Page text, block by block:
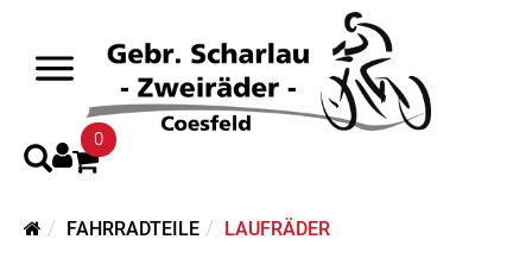
0
FAHRRADTEILE LAUFRÄDER